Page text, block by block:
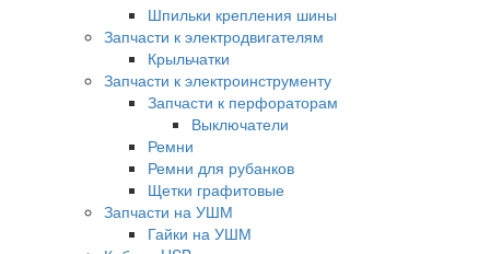
Шпильки крепления шины
Запчасти к электродвигателям
Крыльчатки
Запчасти к электроинструменту
Запчасти к перфораторам
Выключатели
Ремни
Ремни для рубанков
Щетки графитовые
Запчасти на УШМ
Гайки на УШМ